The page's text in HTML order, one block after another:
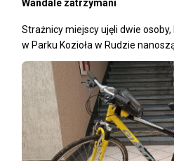
Wandale zatrzymani
Strażnicy miejscy ujęli dwie
w Parku Kozioła w Rudzie